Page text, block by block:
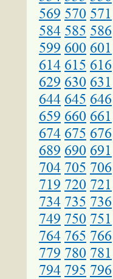
569 570 571
584 585 586
599 600 601
614 615 616
629 630 631
644 645 646
659 660 661
674 675 676
689 690 691
704 705 706
719 720 721
734 735 736
749 750 751
764 765 766
779 780 781
794 795 796